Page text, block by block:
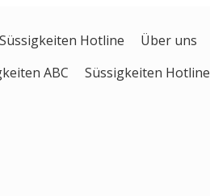
Süssigkeiten Hotline Über uns
ABC Süssigkeiten Hotline